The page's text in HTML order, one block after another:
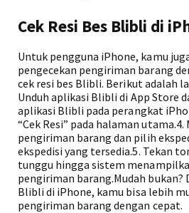
Cek Resi Bes Blibli di
Untuk pengguna iPhone, kamu
pengecekan pengiriman barang
cek resi bes Blibli. Berikut adalah
Unduh aplikasi Blibli di App Store
aplikasi Blibli pada perangkat
“Cek Resi” pada halaman
pengiriman barang dan pilih
ekspedisi yang tersedia.5. Tekan
tunggu hingga sistem
pengiriman barang.Mudah bukan?
Blibli di iPhone, kamu bisa lebih
pengiriman barang dengan cepat.